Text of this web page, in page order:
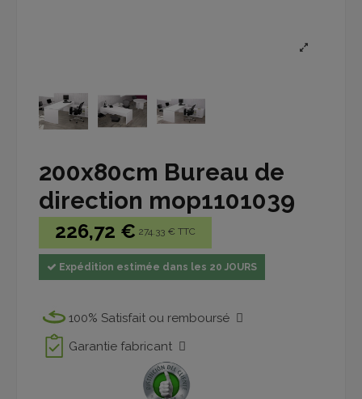
200x80cm Bureau de
direction mop1101039
226,72 € 274.33 € TTC
Expédition estimée dans les 20 JOURS
100% Satisfait ou remboursé
Garantie fabricant